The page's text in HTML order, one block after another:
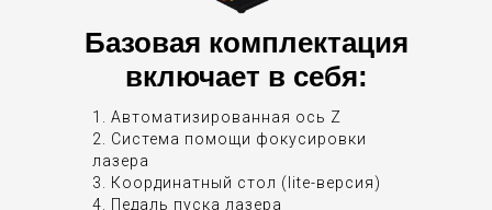
1. Автоматизированная ось Z
2. Система помощи фокусировки
лазера
3. Координатный стол (lite-версия)
4. Педаль пуска лазера
Базовая комплектация
включает в себя: